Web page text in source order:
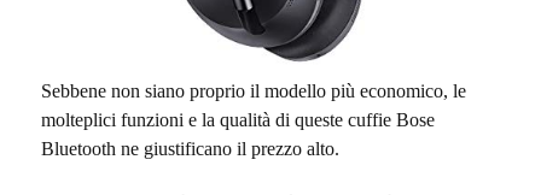
Sebbene non siano proprio il modello più economico, le
molteplici funzioni e la qualità di queste cuffie Bose
Bluetooth ne giustificano il prezzo alto.